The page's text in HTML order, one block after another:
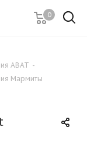
0
ABAT -
Мармиты